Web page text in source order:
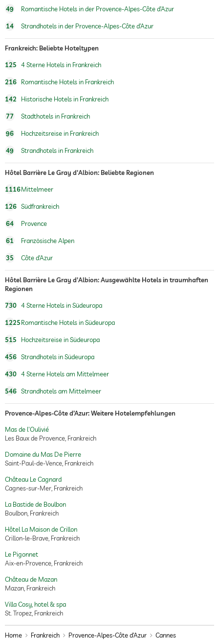
49 Romantische Hotels in der Provence-Alpes-Côte d’Azur
14 Strandhotels in der Provence-Alpes-Côte d’Azur
Frankreich: Beliebte Hoteltypen
125 4 Sterne Hotels in Frankreich
216 Romantische Hotels in Frankreich
142 Historische Hotels in Frankreich
77 Stadthotels in Frankreich
96 Hochzeitsreise in Frankreich
49 Strandhotels in Frankreich
Hôtel Barrière Le Gray d'Albion: Beliebte Regionen
1116Mittelmeer
126 Südfrankreich
64 Provence
61 Französische Alpen
35 Côte d’Azur
Hôtel Barrière Le Gray d'Albion: Ausgewählte Hotels in traumhaften
Regionen
730 4 Sterne Hotels in Südeuropa
1225Romantische Hotels in Südeuropa
515 Hochzeitsreise in Südeuropa
456 Strandhotels in Südeuropa
430 4 Sterne Hotels am Mittelmeer
546 Strandhotels am Mittelmeer
Provence-Alpes-Côte d’Azur: Weitere Hotelempfehlungen
Mas de l'Oulivié
Les Baux de Provence, Frankreich
Domaine du Mas De Pierre
Saint-Paul-de-Vence, Frankreich
Château Le Cagnard
Cagnes-sur-Mer, Frankreich
La Bastide de Boulbon
Boulbon, Frankreich
Hôtel La Maison de Crillon
Crillon-le-Brave, Frankreich
Le Pigonnet
Aix-en-Provence, Frankreich
Château de Mazan
Mazan, Frankreich
Villa Cosy, hotel & spa
St. Tropez, Frankreich
Home Frankreich Provence-Alpes-Côte d’Azur Cannes